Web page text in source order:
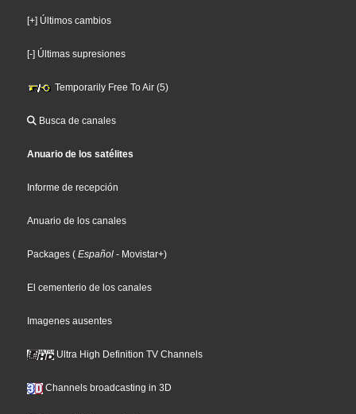
[+] Últimos cambios
[-] Últimas supresiones
Temporarily Free To Air (5)
Busca de canales
Anuario de los satélites
Informe de recepción
Anuario de los canales
Packages ( Español - Movistar+)
El cementerio de los canales
Imagenes ausentes
Ultra High Definition TV Channels
Channels broadcasting in 3D